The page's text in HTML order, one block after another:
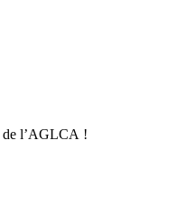
de l’AGLCA !